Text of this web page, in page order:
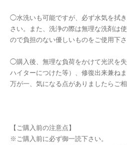
◯水洗いも可能ですが、必ず水気を拭
さい。また、洗浄の際は無理な洗剤は
ので負担のない優しいものをご使用下さ
◯購入後、無理な負荷をかけて光沢を失
ハイターにつけた等）、修復出来兼ね
万が一、気になる点がありましたらご
【ご購入前の注意点】
※ご購入前に必ず御一読下さい。